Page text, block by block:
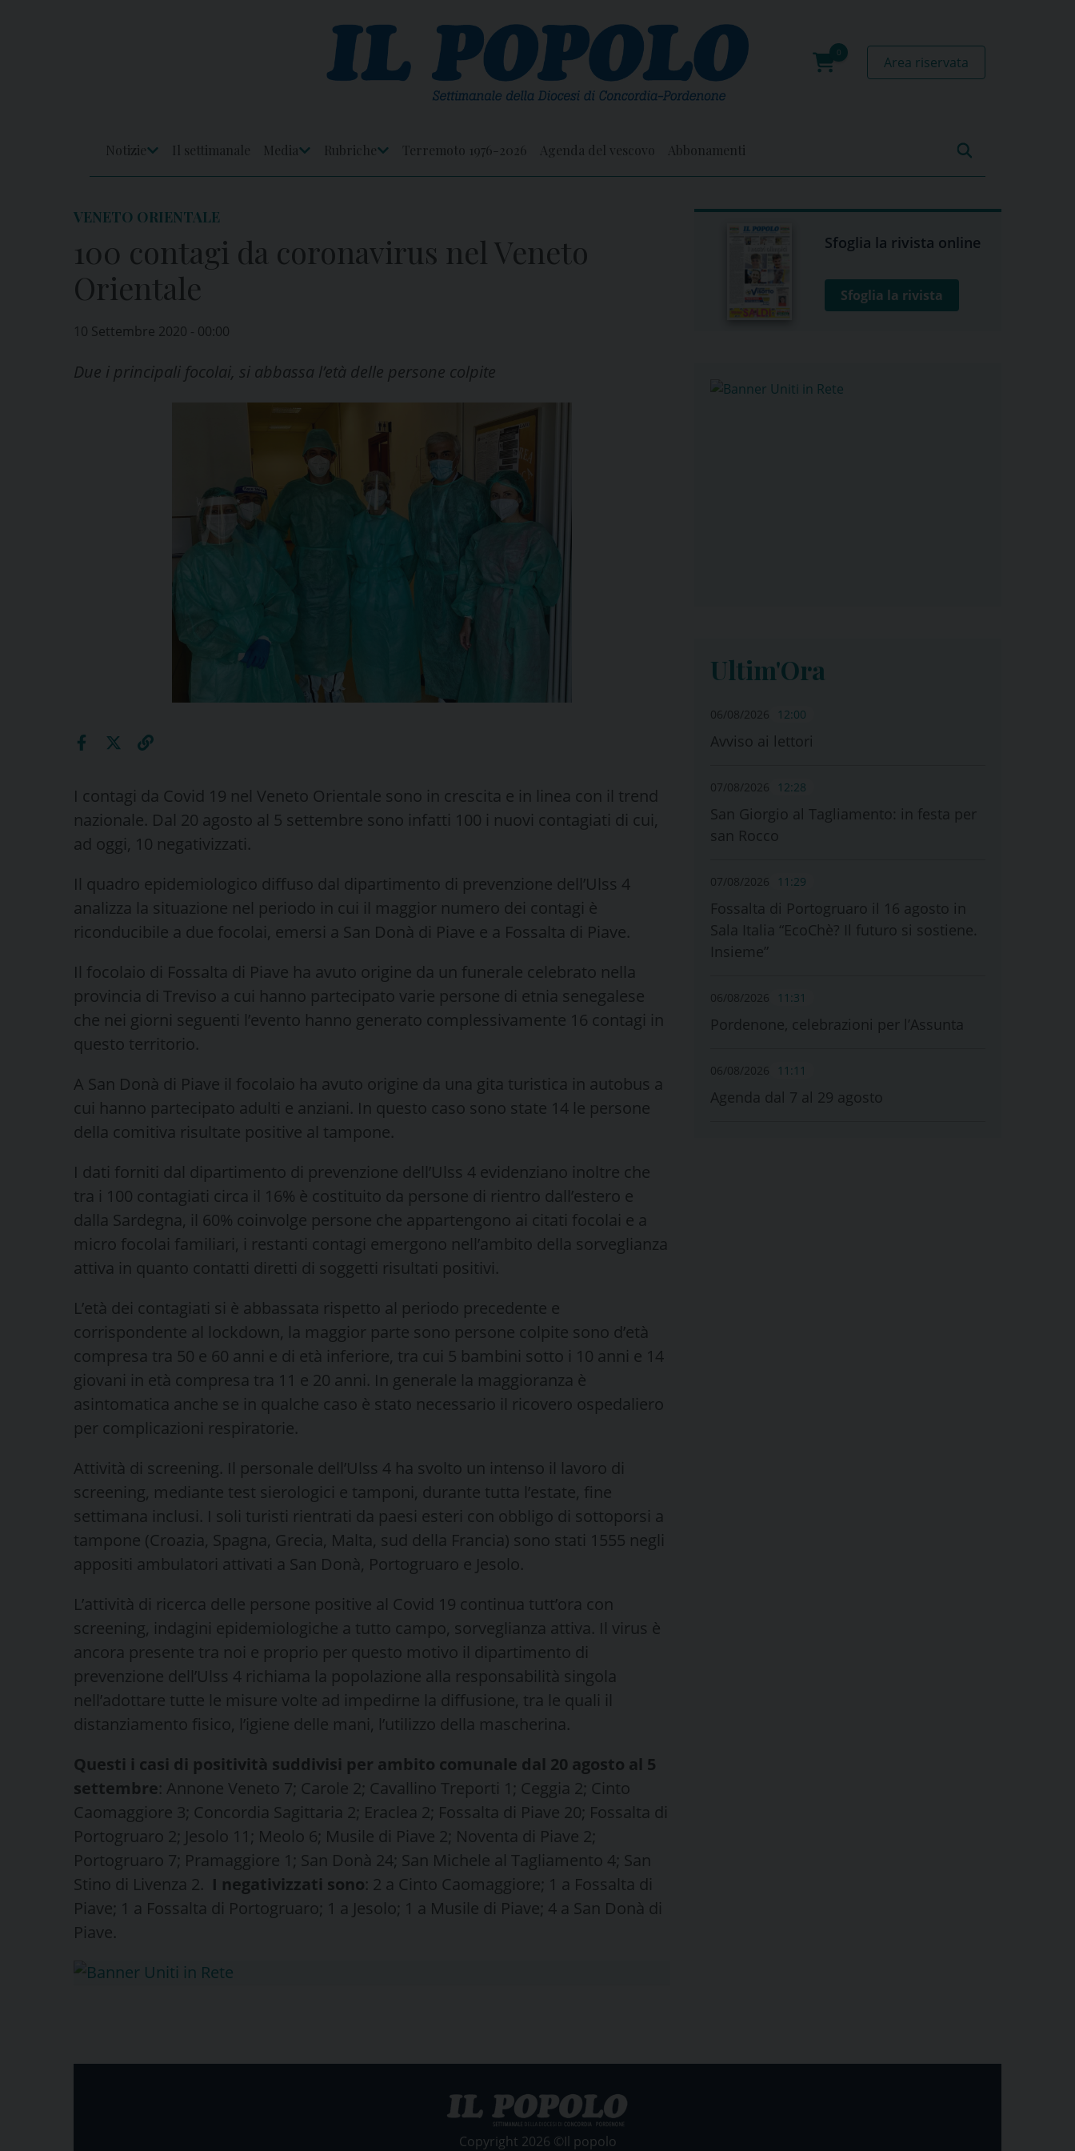
0
Area riservata
Notizie
Il settimanale
Media
Rubriche
Terremoto 1976-2026 Agenda del vescovo Abbonamenti
VENETO ORIENTALE
100 contagi da coronavirus nel Veneto
Orientale
10 Settembre 2020 - 00:00
Due i principali focolai, si abbassa l’età delle persone colpite
I contagi da Covid 19 nel Veneto Orientale sono in crescita e in linea con il trend
nazionale. Dal 20 agosto al 5 settembre sono infatti 100 i nuovi contagiati di cui,
ad oggi, 10 negativizzati.
Il quadro epidemiologico diffuso dal dipartimento di prevenzione dell’Ulss 4
analizza la situazione nel periodo in cui il maggior numero dei contagi è
riconducibile a due focolai, emersi a San Donà di Piave e a Fossalta di Piave.
Il focolaio di Fossalta di Piave ha avuto origine da un funerale celebrato nella
provincia di Treviso a cui hanno partecipato varie persone di etnia senegalese
che nei giorni seguenti l’evento hanno generato complessivamente 16 contagi in
questo territorio.
A San Donà di Piave il focolaio ha avuto origine da una gita turistica in autobus a
cui hanno partecipato adulti e anziani. In questo caso sono state 14 le persone
della comitiva risultate positive al tampone.
I dati forniti dal dipartimento di prevenzione dell’Ulss 4 evidenziano inoltre che
tra i 100 contagiati circa il 16% è costituito da persone di rientro dall’estero e
dalla Sardegna, il 60% coinvolge persone che appartengono ai citati focolai e a
micro focolai familiari, i restanti contagi emergono nell’ambito della sorveglianza
attiva in quanto contatti diretti di soggetti risultati positivi.
L’età dei contagiati si è abbassata rispetto al periodo precedente e
corrispondente al lockdown, la maggior parte sono persone colpite sono d’età
compresa tra 50 e 60 anni e di età inferiore, tra cui 5 bambini sotto i 10 anni e 14
giovani in età compresa tra 11 e 20 anni. In generale la maggioranza è
asintomatica anche se in qualche caso è stato necessario il ricovero ospedaliero
per complicazioni respiratorie.
Attività di screening. Il personale dell’Ulss 4 ha svolto un intenso il lavoro di
screening, mediante test sierologici e tamponi, durante tutta l’estate, fine
settimana inclusi. I soli turisti rientrati da paesi esteri con obbligo di sottoporsi a
tampone (Croazia, Spagna, Grecia, Malta, sud della Francia) sono stati 1555 negli
appositi ambulatori attivati a San Donà, Portogruaro e Jesolo.
L’attività di ricerca delle persone positive al Covid 19 continua tutt’ora con
screening, indagini epidemiologiche a tutto campo, sorveglianza attiva. Il virus è
ancora presente tra noi e proprio per questo motivo il dipartimento di
prevenzione dell’Ulss 4 richiama la popolazione alla responsabilità singola
nell’adottare tutte le misure volte ad impedirne la diffusione, tra le quali il
distanziamento fisico, l’igiene delle mani, l’utilizzo della mascherina.
Questi i casi di positività suddivisi per ambito comunale dal 20 agosto al 5
settembre: Annone Veneto 7; Carole 2; Cavallino Treporti 1; Ceggia 2; Cinto
Caomaggiore 3; Concordia Sagittaria 2; Eraclea 2; Fossalta di Piave 20; Fossalta di
Portogruaro 2; Jesolo 11; Meolo 6; Musile di Piave 2; Noventa di Piave 2;
Portogruaro 7; Pramaggiore 1; San Donà 24; San Michele al Tagliamento 4; San
Stino di Livenza 2. I negativizzati sono: 2 a Cinto Caomaggiore; 1 a Fossalta di
Piave; 1 a Fossalta di Portogruaro; 1 a Jesolo; 1 a Musile di Piave; 4 a San Donà di
Piave.
Sfoglia la rivista online
Sfoglia la rivista
Ultim'Ora
06/08/2026 12:00
Avviso ai lettori
07/08/2026 12:28
San Giorgio al Tagliamento: in festa per
san Rocco
07/08/2026 11:29
Fossalta di Portogruaro il 16 agosto in
Sala Italia “EcoChè? Il futuro si sostiene.
Insieme”
06/08/2026 11:31
Pordenone, celebrazioni per l’Assunta
06/08/2026 11:11
Agenda dal 7 al 29 agosto
Copyright 2026 ©Il popolo